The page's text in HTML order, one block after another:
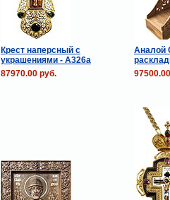
Крест наперсный с
украшениями - А326а
Аналой
87970.00 руб.